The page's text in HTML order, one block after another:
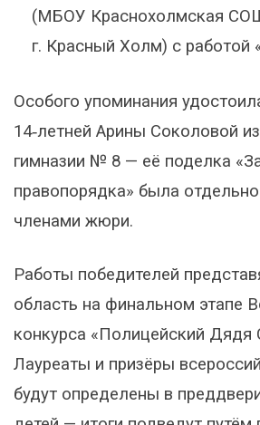
(МБОУ Краснохолмская
г. Красный Холм) с
Особого упоминания
14‑летней Арины Соколовой
гимназии № 8 — её поделка
правопорядка» была
членами жюри.
Работы победителей
область на финальном этапе
конкурса «Полицейский Дядя
Лауреаты и призёры
будут определены в